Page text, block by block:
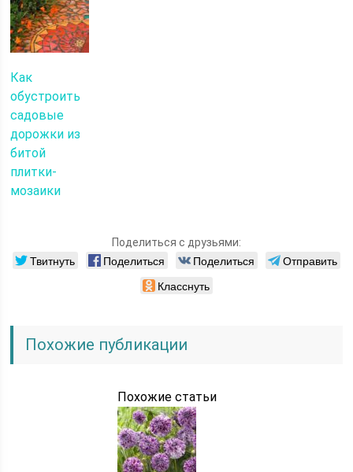
Как
обустроить
садовые
дорожки из
битой
плитки-
мозаики
Поделиться с друзьями:
Твитнуть Поделиться Поделиться
Отправить
Класснуть
Похожие публикации
Похожие статьи